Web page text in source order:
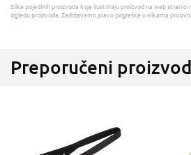
Slike pojedinih proizvoda koje ilustriraju proizvod na web
izgledu proizvoda. Zadržavamo pravo pogreške u slikama
Preporučeni